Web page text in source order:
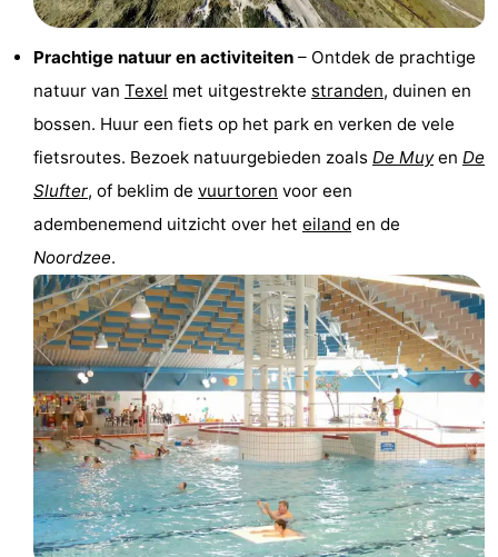
Texel
Sluftervallei
Strandhuys
Villapark
Residentie
Texel
Villapark
Vogelmient
Last
minutes
Strand
Zien
doen
Bezienswaardigheden
Musea
Monumenten
Kerken
Prachtige natuur en activiteiten – Ontdek de prachtige
natuur van Texel met uitgestrekte stranden, duinen en
bossen. Huur een fiets op het park en verken de vele
fietsroutes. Bezoek natuurgebieden zoals De Muyen De
Slufter, of beklim de vuurtoren voor een
adembenemend uitzicht over het eiland en de
Noordzee.